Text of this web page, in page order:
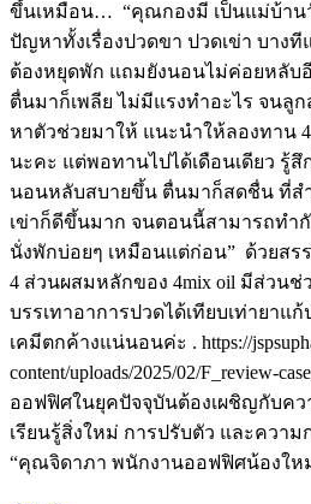
ขึ้นเหมือน… “คุณกองมี เป็นแม่บ้าน
ปัญหาทั้งเรื่องปวดขา ปวดเข่า บาง
ต้องหยุดพัก แถมยังนอนไม่ค่อยหลับ
ตื่นมาก็เพลีย ไม่มีแรงทำอะไร จนลู
หาตัวช่วยมาให้ แนะนำให้ลองทาน
นะคะ แต่พอทานไปได้เดือนเดียว รู้สึ
นอนหลับสบายขึ้น ตื่นมาก็สดชื่น ที่ส
เข่าก็ดีขึ้นมาก จนตอนนี้สามารถทำ
นั่งพักบ่อยๆ เหมือนแต่ก่อน” ด้วยส
4 ส่วนผสมหลักของ 4mix oil มีส่วนช่
บรรเทาอาการปวดได้เทียบเท่ายา
เคมีตกค้างแน่นอนค่ะ . https://
content/uploads/2025/02/F_review-
ออฟฟิศในยุคปัจจุบันต้องเผชิญกับค
เรียนรู้สิ่งใหม่ การปรับตัว และควา
“คุณจิดาภา พนักงานออฟฟิศน้องใ